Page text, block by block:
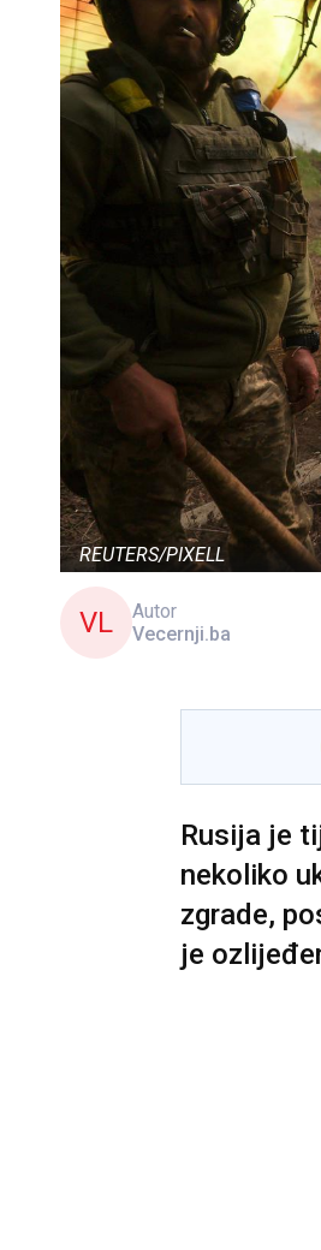
REUTERS/PIXELL
VL
Autor
Vecernji.ba
Rusija je
nekoliko
zgrade,
je